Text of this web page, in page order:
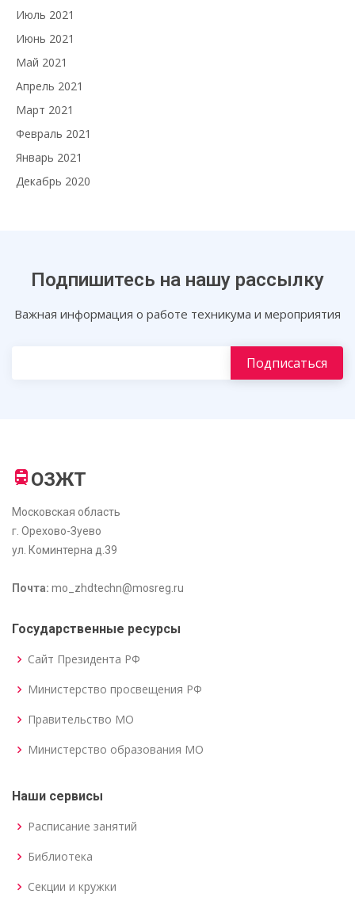
Июль 2021
Июнь 2021
Май 2021
Апрель 2021
Март 2021
Февраль 2021
Январь 2021
Декабрь 2020
Подпишитесь на нашу рассылку
Важная информация о работе техникума и мероприятия
ОЗЖТ
Московская область
г. Орехово-Зуево
ул. Коминтерна д.39
Почта: mo_zhdtechn@mosreg.ru
Государственные ресурсы
Сайт Президента РФ
Министерство просвещения РФ
Правительство МО
Министерство образования МО
Наши сервисы
Расписание занятий
Библиотека
Секции и кружки